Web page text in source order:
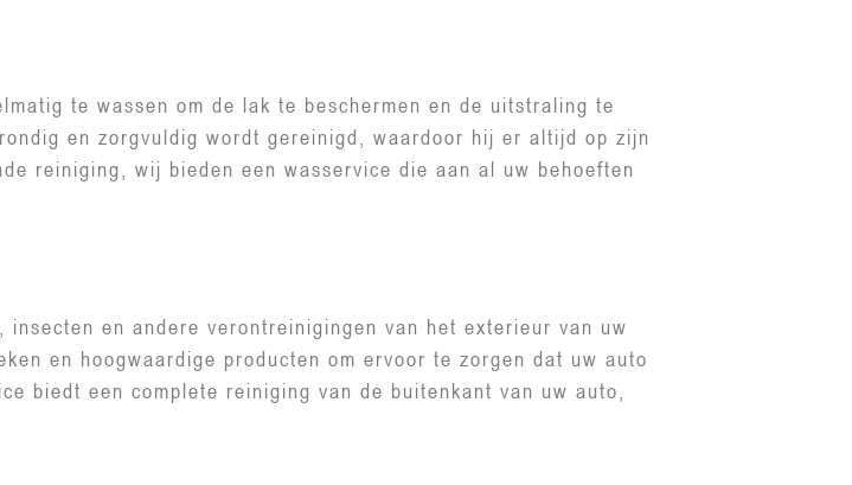
te wassen om de lak te beschermen en de uitstraling te
en zorgvuldig wordt gereinigd, waardoor hij er altijd op zijn
reiniging, wij bieden een wasservice die aan al uw behoeften
en andere verontreinigingen van het exterieur van uw
en hoogwaardige producten om ervoor te zorgen dat uw auto
biedt een complete reiniging van de buitenkant van uw auto,